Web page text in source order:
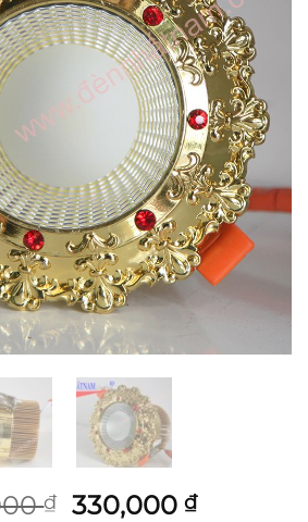
₫
Giá
330,000 ₫Giá